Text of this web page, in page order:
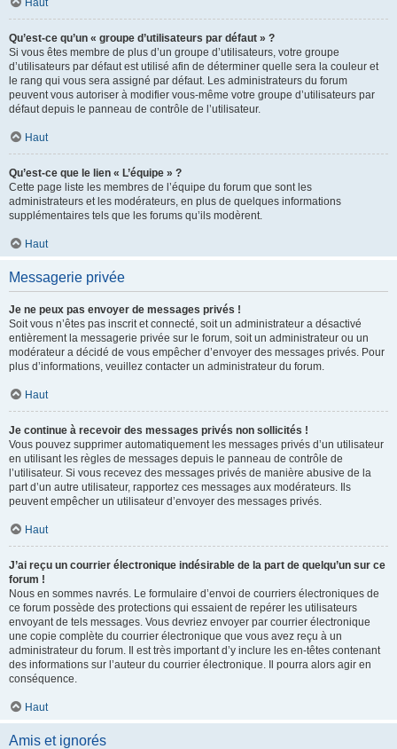
Haut
Qu’est-ce qu’un « groupe d’utilisateurs par défaut » ?
Si vous êtes membre de plus d’un groupe d’utilisateurs, votre groupe
d’utilisateurs par défaut est utilisé afin de déterminer quelle sera la couleur et
le rang qui vous sera assigné par défaut. Les administrateurs du forum
peuvent vous autoriser à modifier vous-même votre groupe d’utilisateurs par
défaut depuis le panneau de contrôle de l’utilisateur.
Haut
Qu’est-ce que le lien « L’équipe » ?
Cette page liste les membres de l’équipe du forum que sont les
administrateurs et les modérateurs, en plus de quelques informations
supplémentaires tels que les forums qu’ils modèrent.
Haut
Messagerie privée
Je ne peux pas envoyer de messages privés !
Soit vous n’êtes pas inscrit et connecté, soit un administrateur a désactivé
entièrement la messagerie privée sur le forum, soit un administrateur ou un
modérateur a décidé de vous empêcher d’envoyer des messages privés. Pour
plus d’informations, veuillez contacter un administrateur du forum.
Haut
Je continue à recevoir des messages privés non sollicités !
Vous pouvez supprimer automatiquement les messages privés d’un utilisateur
en utilisant les règles de messages depuis le panneau de contrôle de
l’utilisateur. Si vous recevez des messages privés de manière abusive de la
part d’un autre utilisateur, rapportez ces messages aux modérateurs. Ils
peuvent empêcher un utilisateur d’envoyer des messages privés.
Haut
J’ai reçu un courrier électronique indésirable de la part de quelqu’un sur ce
forum !
Nous en sommes navrés. Le formulaire d’envoi de courriers électroniques de
ce forum possède des protections qui essaient de repérer les utilisateurs
envoyant de tels messages. Vous devriez envoyer par courrier électronique
une copie complète du courrier électronique que vous avez reçu à un
administrateur du forum. Il est très important d’y inclure les en-têtes contenant
des informations sur l’auteur du courrier électronique. Il pourra alors agir en
conséquence.
Haut
Amis et ignorés